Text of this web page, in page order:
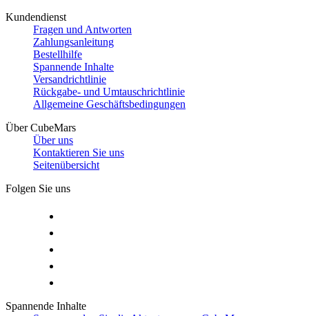
Kundendienst
Fragen und Antworten
Zahlungsanleitung
Bestellhilfe
Spannende Inhalte
Versandrichtlinie
Rückgabe- und Umtauschrichtlinie
Allgemeine Geschäftsbedingungen
Über CubeMars
Über uns
Kontaktieren Sie uns
Seitenübersicht
Folgen Sie uns
Spannende Inhalte